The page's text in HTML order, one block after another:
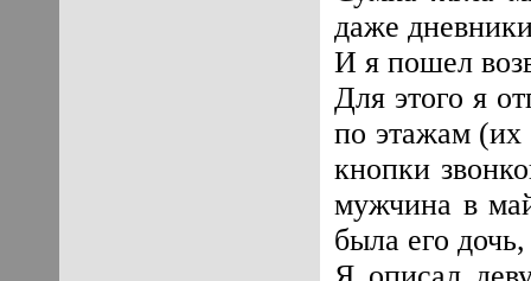
даже
И я пошел
Для этого я
по этажам
кнопки
мужчина в
была его